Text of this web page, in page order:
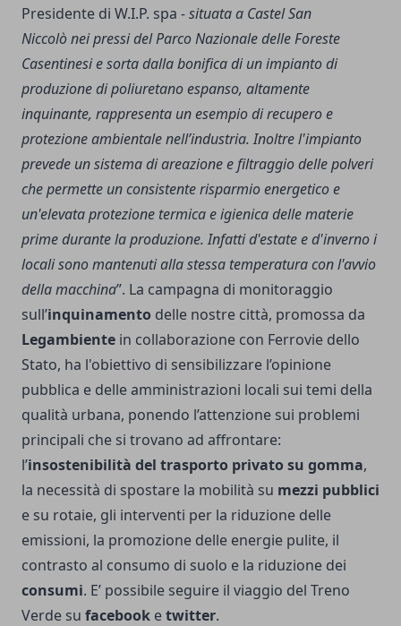
Presidente di W.I.P. spa - situata a Castel San
Niccolò nei pressi del Parco Nazionale delle Foreste
Casentinesi e sorta dalla bonifica di un impianto di
produzione di poliuretano espanso, altamente
inquinante, rappresenta un esempio di recupero e
protezione ambientale nell’industria. Inoltre l'impianto
prevede un sistema di areazione e filtraggio delle polveri
che permette un consistente risparmio energetico e
un'elevata protezione termica e igienica delle materie
prime durante la produzione. Infatti d'estate e d'inverno i
locali sono mantenuti alla stessa temperatura con l'avvio
della macchina”. La campagna di monitoraggio
sull’inquinamento delle nostre città, promossa da
Legambiente in collaborazione con Ferrovie dello
Stato, ha l'obiettivo di sensibilizzare l’opinione
pubblica e delle amministrazioni locali sui temi della
qualità urbana, ponendo l’attenzione sui problemi
principali che si trovano ad affrontare:
l’insostenibilità del trasporto privato su gomma,
la necessità di spostare la mobilità su mezzi pubblici
e su rotaie, gli interventi per la riduzione delle
emissioni, la promozione delle energie pulite, il
contrasto al consumo di suolo e la riduzione dei
consumi. E’ possibile seguire il viaggio del Treno
Verde su facebook etwitter.